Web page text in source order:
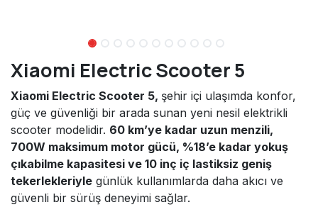
Xiaomi Electric Scooter 5
Xiaomi Electric Scooter 5, şehir içi ulaşımda konfor,
güç ve güvenliği bir arada sunan yeni nesil elektrikli
scooter modelidir. 60 km’ye kadar uzun menzili,
700W maksimum motor gücü, %18’e kadar yokuş
çıkabilme kapasitesi ve 10 inç iç lastiksiz geniş
tekerlekleriyle günlük kullanımlarda daha akıcı ve
güvenli bir sürüş deneyimi sağlar.